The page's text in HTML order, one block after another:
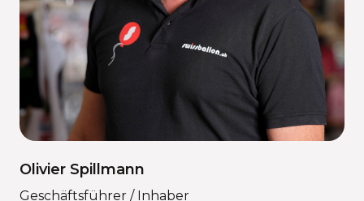
Olivier Spillmann
Geschäftsführer / Inhaber